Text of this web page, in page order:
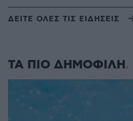
ΔΕΙΤΕ ΟΛΕΣ ΤΙΣ ΕΙΔΗΣΕΙΣ
ΤΑ ΠΙΟ ΔΗΜΟΦΙΛΗ